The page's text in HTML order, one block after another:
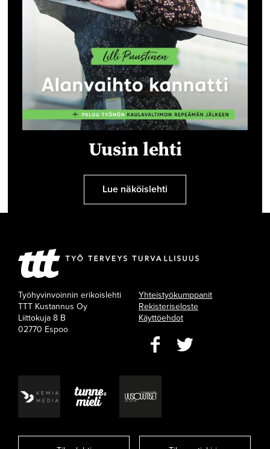
Uusin lehti
Lue näköislehti
Työhyvinvoinnin erikoislehti
TTT Kustannus Oy
Liittokuja 8 B
02770 Espoo
Yhteistyökumppanit
Rekisteriseloste
Käyttöehdot